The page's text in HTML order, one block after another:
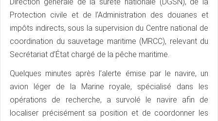
Protection civile et de l’Administration des douanes et
impôts indirects, sous la supervision du Centre national de
coordination du sauvetage maritime (MRCC), relevant du
Secrétariat d’État chargé de la pêche maritime.
Quelques minutes après l’alerte émise par le navire, un
avion léger de la Marine royale, spécialisé dans les
opérations de recherche, a survolé le navire afin de
localiser précisément sa position et de coordonner les